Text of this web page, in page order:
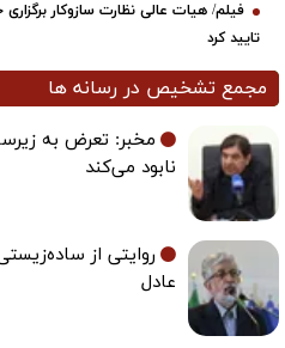
فیلم/ هیات عالی نظارت سازوکار
تایید کرد
مجمع تشخیص در رسانه ها
مخبر: تعرض به
نابود می‌کند
روایتی از
عادل